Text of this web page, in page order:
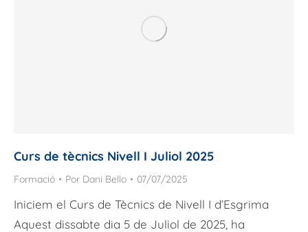
Curs de tècnics Nivell I Juliol 2025
Formació Por Dani Bello 07/07/2025
Iniciem el Curs de Tècnics de Nivell I d’Esgrima
Aquest dissabte dia 5 de Juliol de 2025, ha